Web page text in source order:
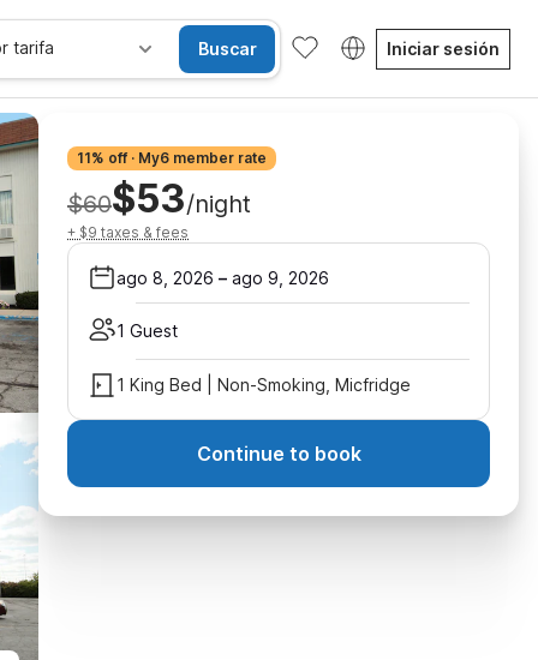
tarifa Buscar Iniciar sesión
11% off · My6 member rate
$60$53/night
+ $9 taxes & fees
ago 8, 2026 – ago 9, 2026
1 Guest
1 King Bed | Non-Smoking, Micfridge
Continue to book